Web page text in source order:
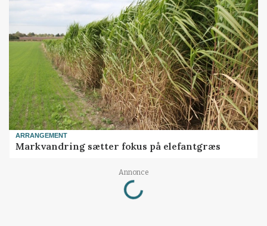
ARRANGEMENT
Markvandring sætter fokus på elefantgræs
Annonce
Loading...